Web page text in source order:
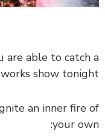
are able to catch a
show tonight.
an inner fire of
your own: